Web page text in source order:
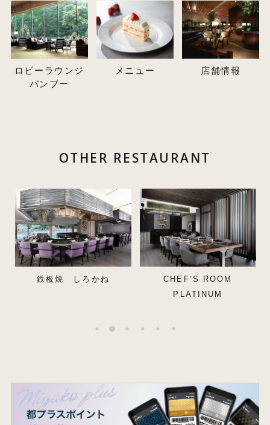
ロビーラウンジ
バンブー
メニュー 店舗情報
OTHER RESTAURANT
鉄板焼 しろかね
CHEF’S ROOM
PLATINUM